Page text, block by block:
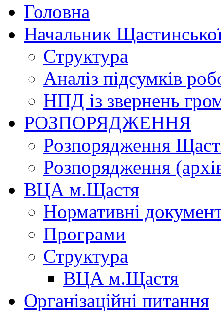
Головна
Начальник
Структура
Аналіз підсумків
НПД із звернень
РОЗПОРЯДЖЕННЯ
Розпорядження
Розпорядження
ВЦА м.Щастя
Нормативні
Програми
Структура
ВЦА м.Щастя
Організаційні питання